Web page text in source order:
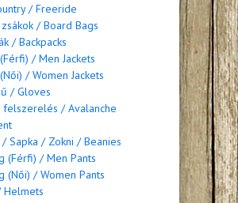
/ Freeride
/ Board Bags
/ Backpacks
/ Men Jackets
/ Women Jackets
/ Gloves
felszerelés / Avalanche
/ Sapka / Zokni / Beanies
(Férfi) / Men Pants
(Női) / Women Pants
Helmets